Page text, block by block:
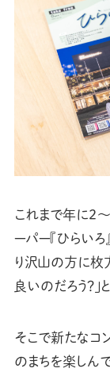
これまで年に2
ーパー『ひらいろ
り沢山の方に枚
良いのだろう？」
そこで新たなコ
のまちを楽しん